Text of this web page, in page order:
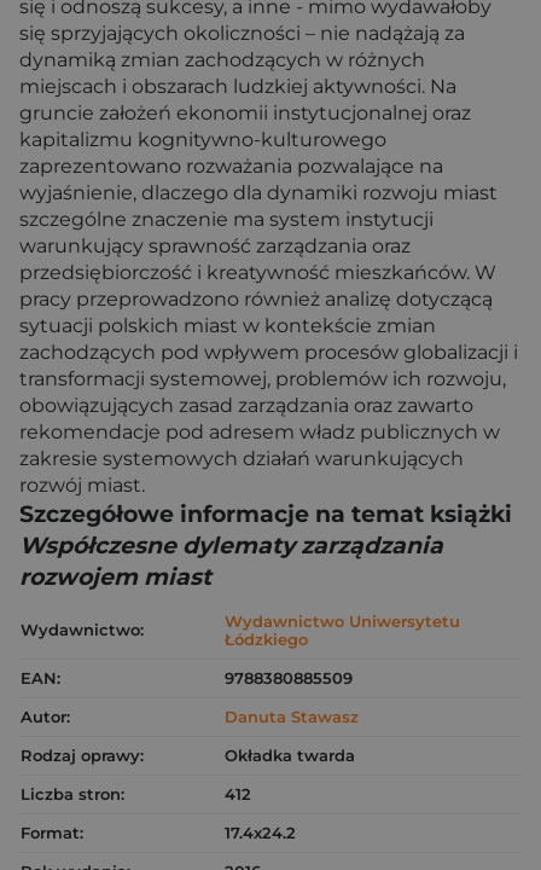
się i odnoszą sukcesy, a inne - mimo wydawałoby
się sprzyjających okoliczności – nie nadążają za
dynamiką zmian zachodzących w różnych
miejscach i obszarach ludzkiej aktywności. Na
gruncie założeń ekonomii instytucjonalnej oraz
kapitalizmu kognitywno-kulturowego
zaprezentowano rozważania pozwalające na
wyjaśnienie, dlaczego dla dynamiki rozwoju miast
szczególne znaczenie ma system instytucji
warunkujący sprawność zarządzania oraz
przedsiębiorczość i kreatywność mieszkańców. W
pracy przeprowadzono również analizę dotyczącą
sytuacji polskich miast w kontekście zmian
zachodzących pod wpływem procesów globalizacji i
transformacji systemowej, problemów ich rozwoju,
obowiązujących zasad zarządzania oraz zawarto
rekomendacje pod adresem władz publicznych w
zakresie systemowych działań warunkujących
rozwój miast.
Szczegółowe informacje na temat książki
Współczesne dylematy zarządzania
rozwojem miast
Wydawnictwo:
Wydawnictwo Uniwersytetu
Łódzkiego
EAN:
9788380885509
Autor:
Danuta Stawasz
Rodzaj oprawy:
Okładka twarda
Liczba stron:
412
Format:
17.4x24.2